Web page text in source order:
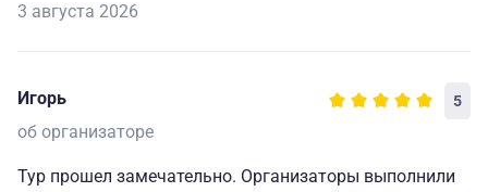
3 августа 2026
Игорь 5
об организаторе
Тур прошел замечательно. Организаторы выполнили